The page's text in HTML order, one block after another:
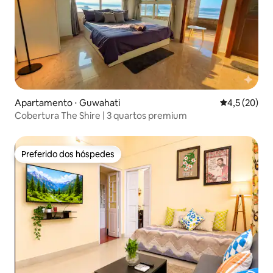
Apartamento ⋅ Guwahati 4,5 de uma
4,5 (20)
Cobertura The Shire | 3 quartos premium
Preferido dos hóspedes
Preferido dos hóspedes